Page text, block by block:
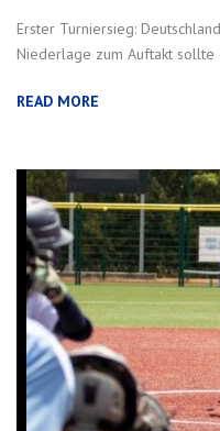
Erster Turniersieg:
Niederlage zum Auftakt sollte
READ MORE